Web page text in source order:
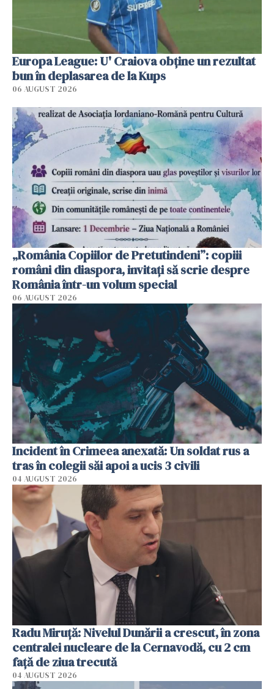
Europa League: U' Craiova obține un rezultat
bun în deplasarea de la Kups
06 AUGUST 2026
„România Copiilor de Pretutindeni”: copiii
români din diaspora, invitați să scrie despre
România într-un volum special
06 AUGUST 2026
Incident în Crimeea anexată: Un soldat rus a
tras în colegii săi apoi a ucis 3 civili
04 AUGUST 2026
Radu Miruţă: Nivelul Dunării a crescut, în zona
centralei nucleare de la Cernavodă, cu 2 cm
faţă de ziua trecută
04 AUGUST 2026